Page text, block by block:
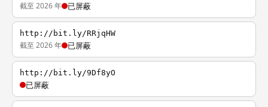
截至 2026 年 已屏蔽
http://bit.ly/RRjqHW
截至 2026 年 已屏蔽
http://bit.ly/9Df8yO
已屏蔽